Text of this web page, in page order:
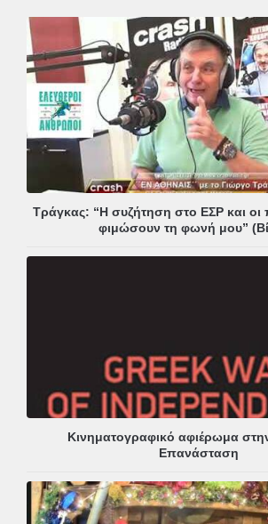
Τράγκας: “Η συζήτηση στο ΕΣΡ και οι
φιμώσουν τη φωνή μου”
Κινηματογραφικό αφιέρωμα
Επανάσταση